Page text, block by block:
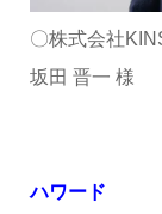
〇株式会社
坂田 晋一 様
ハワード